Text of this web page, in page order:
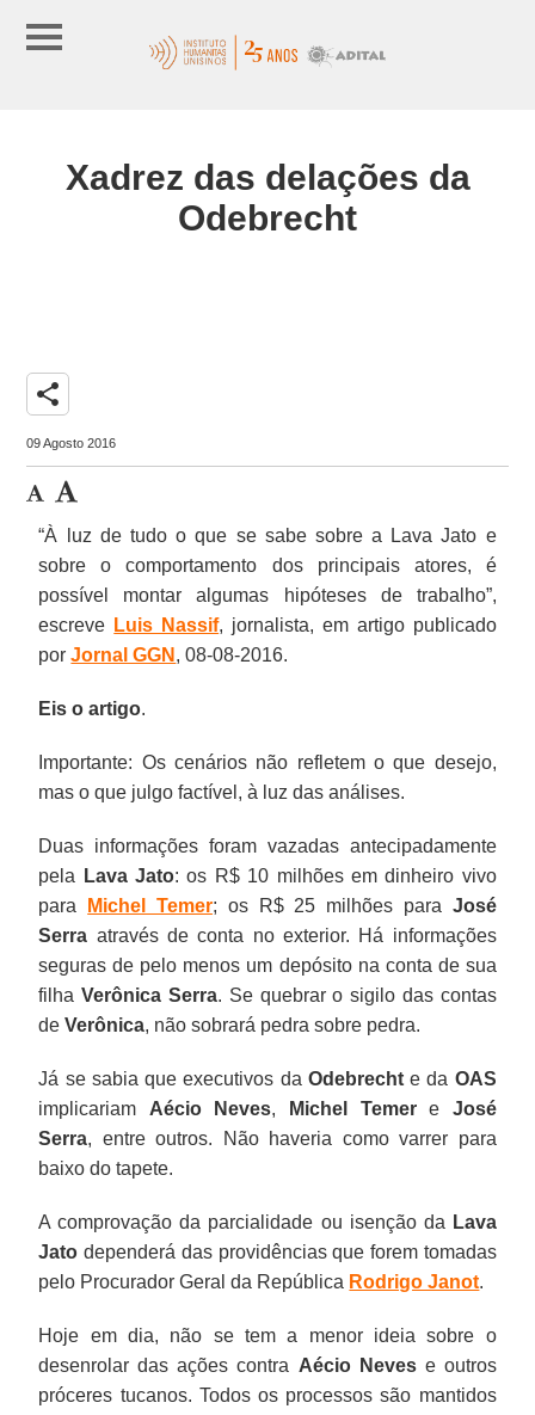
Xadrez das delações da
Odebrecht
share
09 Agosto 2016
“À luz de tudo o que se sabe sobre a Lava Jato e
sobre o comportamento dos principais atores, é
possível montar algumas hipóteses de trabalho”,
escreve Luis Nassif, jornalista, em artigo publicado
porJornal GGN , 08-08-2016.
Eis o artigo.
Importante: Os cenários não refletem o que desejo,
mas o que julgo factível, à luz das análises.
Duas informações foram vazadas antecipadamente
pela
Lava Jato: os R$ 10 milhões em dinheiro vivo
para
Michel Temer; os R$ 25 milhões para José
Serra através de conta no exterior. Há informações
seguras de pelo menos um depósito na conta de sua
filhaVerônica Serra. Se quebrar o sigilo das contas
deVerônica, não sobrará pedra sobre pedra.
Já se sabia que executivos da Odebrechte da OAS
implicariam Aécio Neves, Michel Temere José
Serra, entre outros. Não haveria como varrer para
baixo do tapete.
A comprovação da parcialidade ou isenção da Lava
Jato dependerá das providências que forem tomadas
pelo Procurador Geral da República Rodrigo Janot.
Hoje em dia, não se tem a menor ideia sobre o
desenrolar das ações contra Aécio Nevese outros
próceres tucanos. Todos os processos são mantidos